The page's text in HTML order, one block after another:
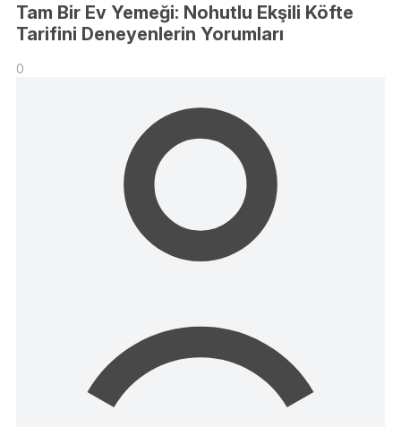
Tam Bir Ev Yemeği: Nohutlu Ekşili Köfte
Tarifini Deneyenlerin Yorumları
0